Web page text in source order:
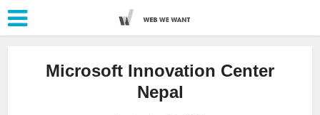
Microsoft Innovation Center
Nepal